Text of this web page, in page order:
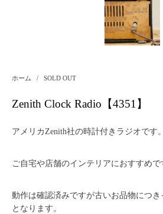
ホーム / SOLD OUT
Zenith Clock Radio【4351】
アメリカZenith社の時計付きラジオです。
ご自宅や店舗のインテリアにおすすめで
動作は確認済みですが古いお品物につ
となります。